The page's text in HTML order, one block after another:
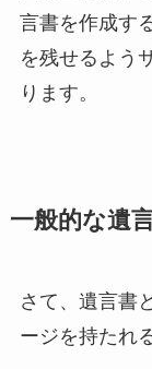
言書を作成す
を残せるよう
ります。
一般的な遺
さて、遺言書
ージを持たれ